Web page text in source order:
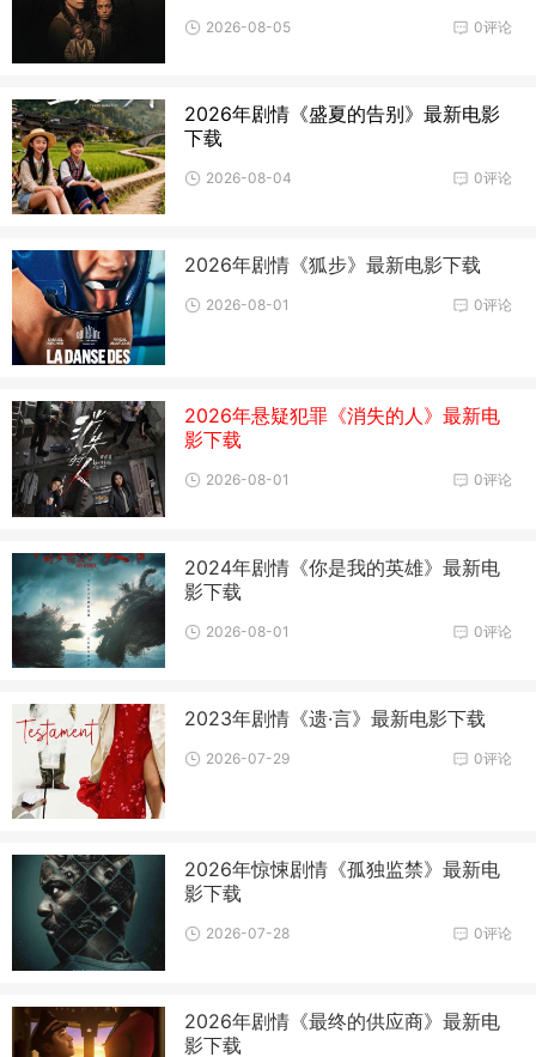
0评论
2026-08-05
2026年剧情《盛夏的告别》最新电影
下载
0评论
2026-08-04
2026年剧情《狐步》最新电影下载
0评论
2026-08-01
2026年悬疑犯罪《消失的人》最新电
影下载
0评论
2026-08-01
2024年剧情《你是我的英雄》最新电
影下载
0评论
2026-08-01
2023年剧情《遗·言》最新电影下载
0评论
2026-07-29
2026年惊悚剧情《孤独监禁》最新电
影下载
0评论
2026-07-28
2026年剧情《最终的供应商》最新电
影下载